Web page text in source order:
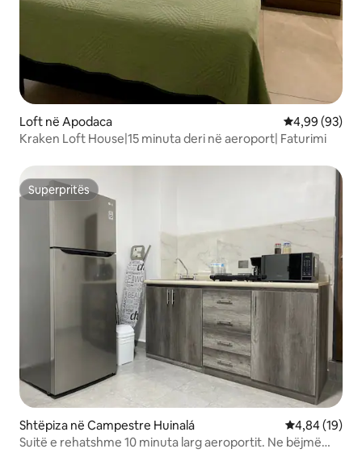
Loft në Apodaca Vlerësimi
4,99 (93)
Kraken Loft House|15 minuta deri në aeroport| Faturimi
Superpritës
Superpritës
Shtëpiza në Campestre Huinalá Vlerësimi
4,84 (19)
Suitë e rehatshme 10 minuta larg aeroportit. Ne bëjmë